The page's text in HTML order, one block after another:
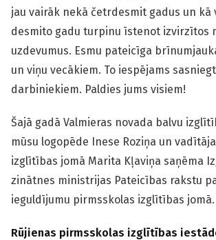
jau vairāk nekā četrdesmit gadus un kā
desmito gadu turpinu īstenot izvirzītos
uzdevumus. Esmu pateicīga
un viņu vecākiem. To iespējams
darbiniekiem. Paldies jums visiem!
Šajā gadā Valmieras novada balvu
mūsu logopēde Inese Roziņa un
izglītības jomā Marita Kļaviņa saņēma
zinātnes ministrijas Pateicības rakstu
ieguldījumu pirmsskolas izglītības jomā.
Rūjienas pirmsskolas izglītības